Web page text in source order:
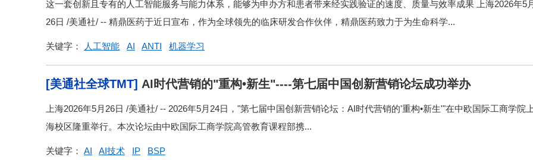
这一套创新且专有的人工智能服务与能力体系，能够为申办方和患者带来经实践验证的速度、质量与效率成果 上海2026年5
26日 /美通社/ -- 精鼎医药于近日宣布，作为全球领先的临床研发合作伙伴，精鼎医药致力于为生命科学...
关键字： 人工智能 AI ANTI 机器学习
[美通社全球TMT] AI时代营销的"重构•新生"----第七届中国创新营销论坛成功举办
上海2026年5月26日 /美通社/ -- 2026年5月24日，"第七届中国创新营销论坛：AI时代营销的'重构•新生'"在中欧国际工商学院上
海校区隆重举行。本次论坛由中欧国际工商学院高管教育课程部携...
关键字： AI AI技术 IP BSP